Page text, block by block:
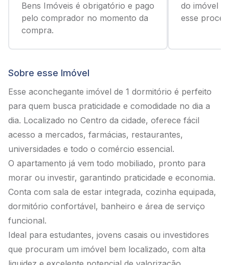
Bens Imóveis é obrigatório e pago
pelo comprador no momento da
compra.
do imóvel
esse
Sobre esse Imóvel
Esse aconchegante imóvel de 1 dormitório é perfeito
para quem busca praticidade e comodidade no dia a
dia. Localizado no Centro da cidade, oferece fácil
acesso a mercados, farmácias, restaurantes,
universidades e todo o comércio essencial.
O apartamento já vem todo mobiliado, pronto para
morar ou investir, garantindo praticidade e economia.
Conta com sala de estar integrada, cozinha equipada,
dormitório confortável, banheiro e área de serviço
funcional.
Ideal para estudantes, jovens casais ou investidores
que procuram um imóvel bem localizado, com alta